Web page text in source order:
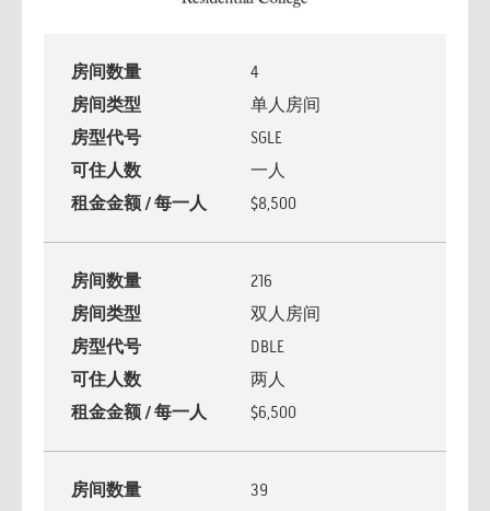
房间数量
4
房间类型
单人房间
房型代号
SGLE
可住人数
一人
租金金额 / 每一人
$8,500
房间数量
216
房间类型
双人房间
房型代号
DBLE
可住人数
两人
租金金额 / 每一人
$6,500
房间数量
39